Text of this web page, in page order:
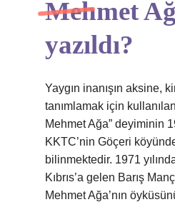
Mehmet
yazıldı?
Yaygın inanışın aksine,
tanımlamak için
Mehmet Ağa” deyiminin
KKTC’nin Göçeri
bilinmektedir. 1971
Kıbrıs’a gelen Barış
Mehmet Ağa’nın